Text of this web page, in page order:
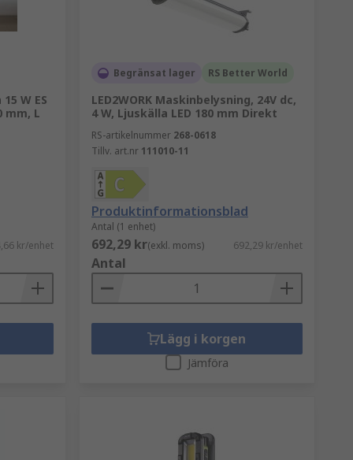
W ES
mm, L
kr/enhet
Begränsat lager RS Better World
LED2WORK Maskinbelysning, 24V dc,
4 W, Ljuskälla LED 180 mm Direkt
RS-artikelnummer 268-0618
Tillv. art.nr 111010-11
Produktinformationsblad
Antal (1 enhet)
692,29 kr(exkl. moms) 692,29 kr/enhet
Antal
Lägg i korgen
Jämföra